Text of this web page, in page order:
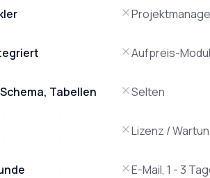
Aufpreis-Modul
Tabellen Selten
Lizenz /
E-Mail, 1 - 3